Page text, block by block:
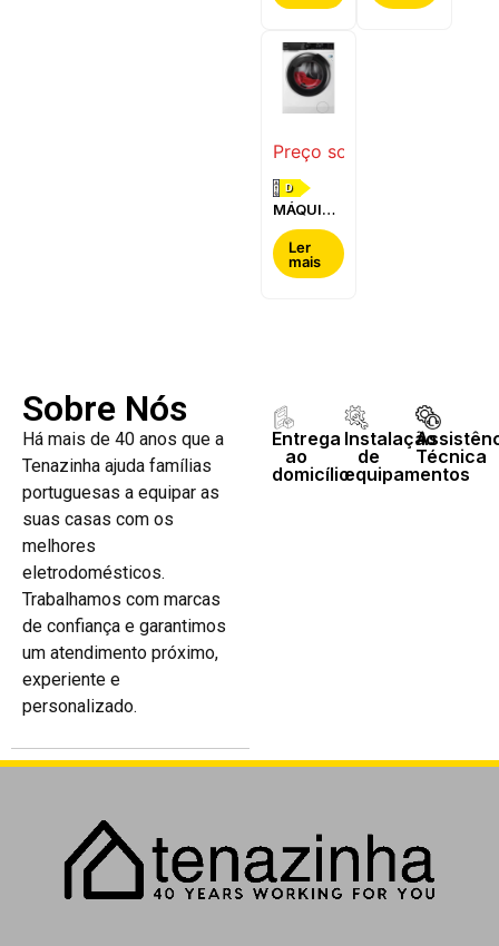
Preço sob consulta
D
MÁQUINA
DE LAVAR
E SECAR
ROUPA
AEG -
Ler
mais
Sobre Nós
Há mais de 40 anos que a
Tenazinha ajuda famílias
portuguesas a equipar as
suas casas com os
melhores
eletrodomésticos.
Trabalhamos com marcas
de confiança e garantimos
um atendimento próximo,
experiente e
personalizado.
Entrega
ao
domicílio
Instalação
de
equipamentos
Técnica